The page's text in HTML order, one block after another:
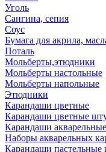
Уголь
Сангина, сепия
Соус
Бумага для акрила,
Поталь
Мольберты,этюдники
Мольберты настольные
Мольберты напольные
Этюдники
Карандаши цветные
Карандаши цветные
Карандаши
Наборы акварельных
Карандаши пастельные